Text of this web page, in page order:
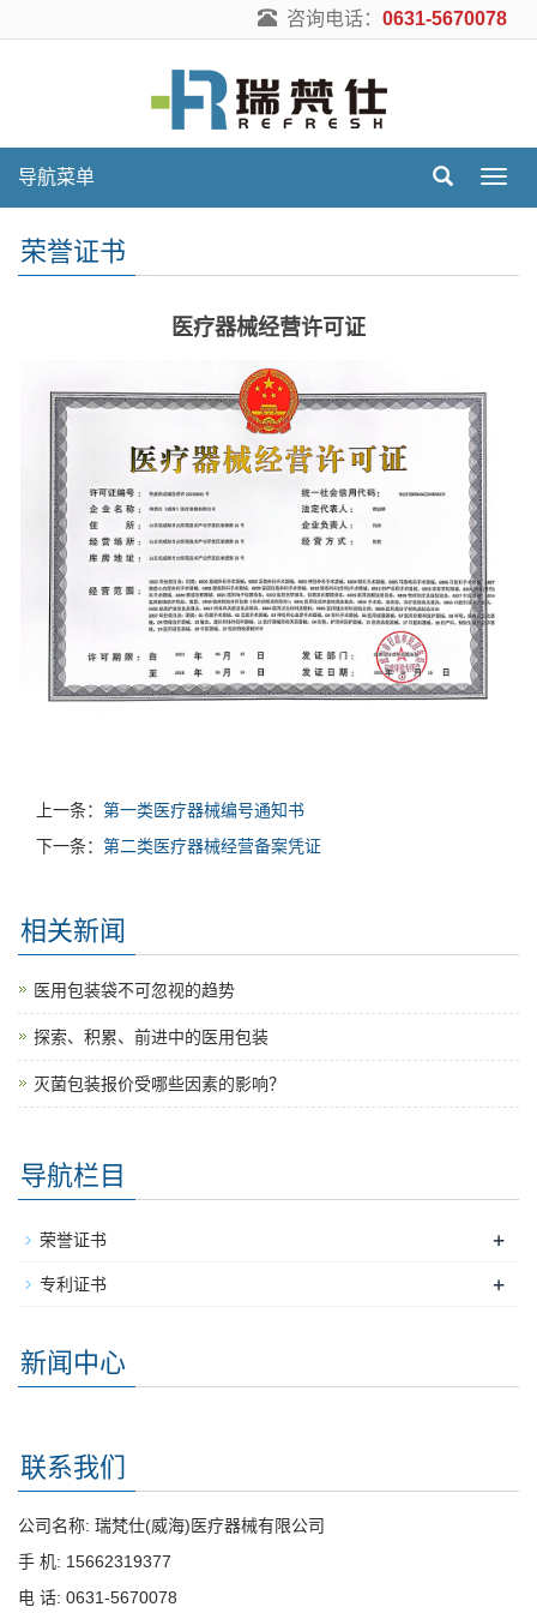
咨询电话： 0631-5670078
导
导航菜单
荣誉证书
医疗器械经营许可证
上一条： 第一类医疗器械编号通知书
下一条： 第二类医疗器械经营备案凭证
相关新闻
医用包装袋不可忽视的趋势
探索、积累、前进中的医用包装
灭菌包装报价受哪些因素的影响？
导航栏目
荣誉证书 +
专利证书 +
新闻中心
联系我们
公司名称: 瑞梵仕(威海)医疗器械有限公司
手 机: 15662319377
电 话: 0631-5670078